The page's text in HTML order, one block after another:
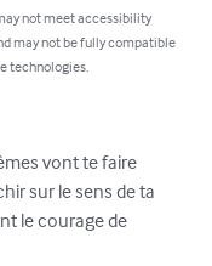
not meet accessibility
may not be fully compatible
technologies.
vont te faire
sur le sens de ta
le courage de